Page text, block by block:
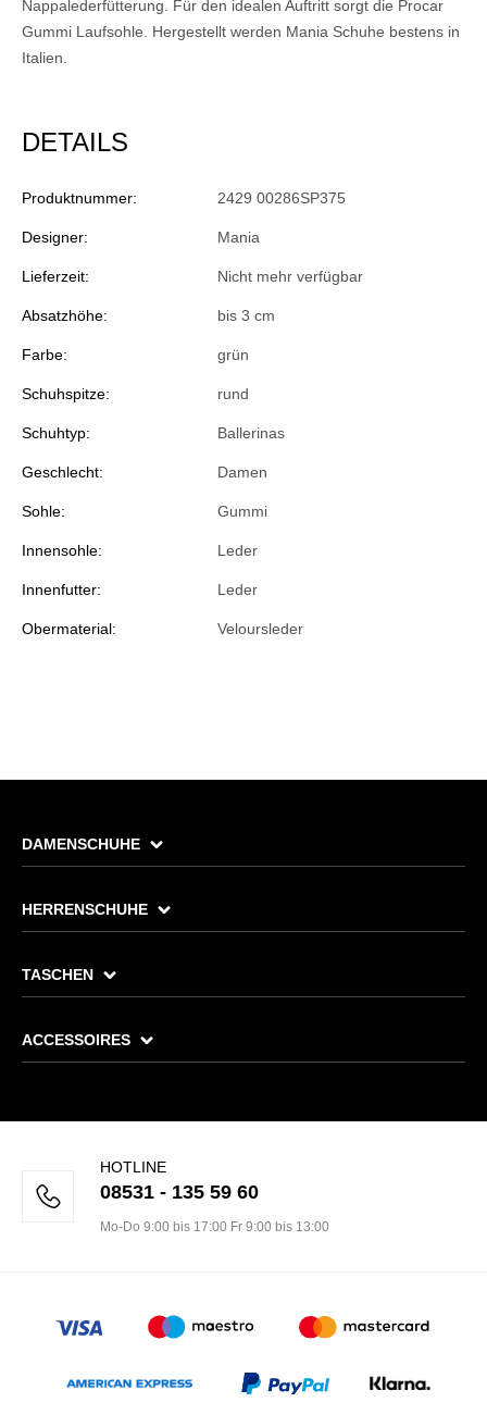
Nappalederfütterung. Für den idealen Auftritt sorgt die Procar
Gummi Laufsohle. Hergestellt werden Mania Schuhe bestens in
Italien.
DETAILS
Produktnummer: 2429 00286SP375
Designer: Mania
Lieferzeit: Nicht mehr verfügbar
Absatzhöhe: bis 3 cm
Farbe: grün
Schuhspitze: rund
Schuhtyp: Ballerinas
Geschlecht: Damen
Sohle: Gummi
Innensohle: Leder
Innenfutter: Leder
Obermaterial: Veloursleder
DAMENSCHUHE
HERRENSCHUHE
TASCHEN
ACCESSOIRES
HOTLINE
08531 - 135 59 60
Mo-Do 9:00 bis 17:00 Fr 9:00 bis 13:00